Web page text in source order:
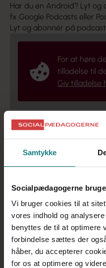
Samtykke
Socialpædagogerne
Vi bruger cookies til at
vores indhold og
benyttes de til at optimere
forbindelse sættes der
håber, du accepterer
for os at optimere og
Har du en Android? Lyt
fx Google Podcasts eller
Lyt og abonnér på
For at høre
tilladelse til
Giv tilladelse
både interview med
forebygge forråelse.
Medvirkende:
indenfor
Charlie Jensen,
botilbuddet Midgården
Dorthe Birkmose,
gode mennesker handler
Produktion og
Podcast